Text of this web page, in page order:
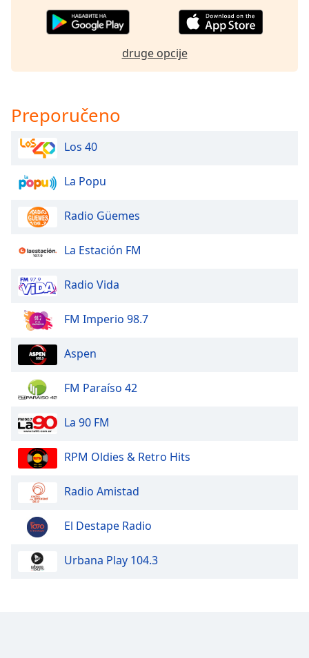
druge opcije
Preporučeno
Los 40
La Popu
Radio Güemes
La Estación FM
Radio Vida
FM Imperio 98.7
Aspen
FM Paraíso 42
La 90 FM
RPM Oldies & Retro Hits
Radio Amistad
El Destape Radio
Urbana Play 104.3